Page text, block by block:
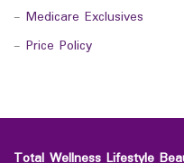
- Medicare Exclusives
- Price Policy
Total Wellness Lifestyle